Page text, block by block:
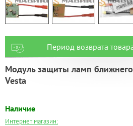
Период возврата
Модуль защиты ламп
Vesta
Наличие
Интернет магазин: